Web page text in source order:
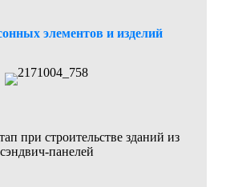
элементов и изделий
при строительстве зданий из
сэндвич-панелей